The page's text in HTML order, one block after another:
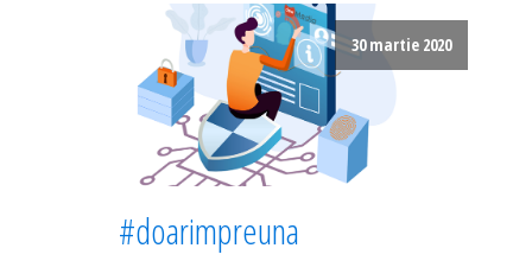
30 martie 2020
#doarimpreuna